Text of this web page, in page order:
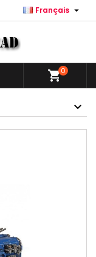
Français 
shopping_cart0